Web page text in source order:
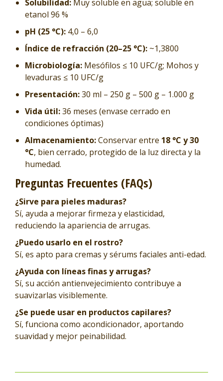
Solubilidad: Muy soluble en agua; soluble en
etanol 96 %
pH (25 °C): 4,0 – 6,0
Índice de refracción (20–25 °C): ~1,3800
Microbiología: Mesófilos ≤ 10 UFC/g; Mohos y
levaduras ≤ 10 UFC/g
Presentación:30 ml – 250 g – 500 g – 1.000 g
Vida útil:36 meses (envase cerrado en
condiciones óptimas)
Almacenamiento:Conservar entre 18 °C y 30
°C, bien cerrado, protegido de la luz directa y la
humedad.
Preguntas Frecuentes (FAQs)
¿Sirve para pieles maduras?
Sí, ayuda a mejorar firmeza y elasticidad,
reduciendo la apariencia de arrugas.
¿Puedo usarlo en el rostro?
Sí, es apto para cremas y sérums faciales anti-edad.
¿Ayuda con líneas finas y arrugas?
Sí, su acción antienvejecimiento contribuye a
suavizarlas visiblemente.
¿Se puede usar en productos capilares?
Sí, funciona como acondicionador, aportando
suavidad y mejor peinabilidad.